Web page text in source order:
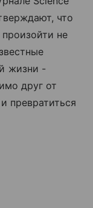
что
не
жизни -
друг от
превратиться